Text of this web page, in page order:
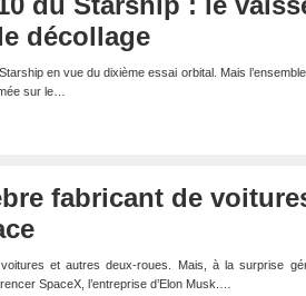
décollage
en vue du dixième essai orbital. Mais
sur le…
fabricant de
et autres deux-roues. Mais, à la surprise
SpaceX, l’entreprise d’Elon Musk.…